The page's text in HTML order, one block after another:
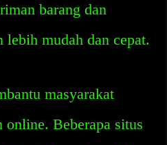
barang dan
lebih mudah dan cepat.
masyarakat
online. Beberapa situs